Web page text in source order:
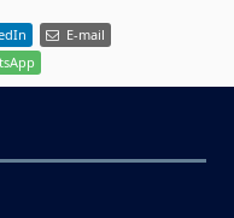
E-mail